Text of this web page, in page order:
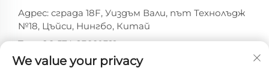
Адрес: сграда 18F, Уиздъм Вали, път Технолъдж
№18, Цъйси, Нингбо, Китай
Тел.:+86-574-23660321
Имейл: [email protected]
We value your privacy